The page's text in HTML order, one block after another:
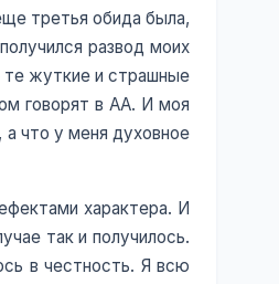
третья обида была,
развод моих
те жуткие и страшные
говорят в АА. И моя
а что у меня духовное
характера. И
так и получилось.
в честность. Я всю